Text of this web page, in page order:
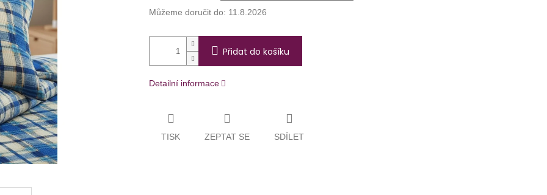
Můžeme doručit do: 11.8.2026
Přidat do košíku
Detailní informace
TISK ZEPTAT SE SDÍLET